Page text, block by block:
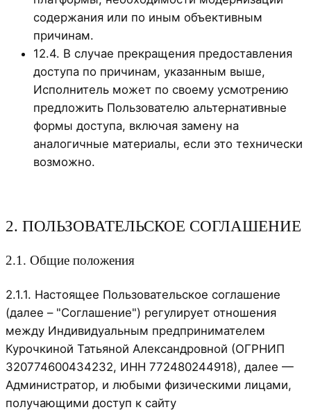
содержания или по иным объективным
причинам.
12.4. В случае прекращения предоставления
доступа по причинам, указанным выше,
Исполнитель может по своему усмотрению
предложить Пользователю альтернативные
формы доступа, включая замену на
аналогичные материалы, если это технически
возможно.
2. ПОЛЬЗОВАТЕЛЬСКОЕ СОГЛАШЕНИЕ
2.1. Общие положения
2.1.1. Настоящее Пользовательское соглашение
(далее – "Соглашение") регулирует отношения
между Индивидуальным предпринимателем
Курочкиной Татьяной Александровной (ОГРНИП
320774600434232, ИНН 772480244918), далее —
Администратор, и любыми физическими лицами,
получающими доступ к сайту